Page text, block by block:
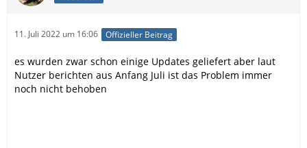
11. Juli 2022 um 16:06 Offizieller Beitrag
es wurden zwar schon einige Updates geliefert aber laut
Nutzer berichten aus Anfang Juli ist das Problem immer
noch nicht behoben